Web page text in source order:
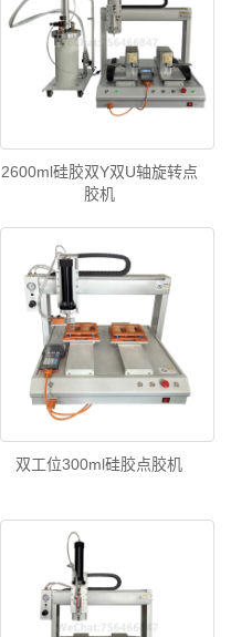
2600ml硅胶双Y双U轴旋转点
胶机
双工位300ml硅胶点胶机